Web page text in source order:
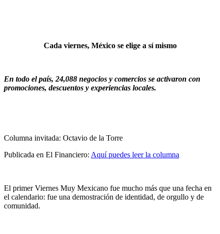
Cada viernes, México se elige a sí mismo
En todo el país, 24,088 negocios y comercios se activaron con
promociones, descuentos y experiencias locales.
Columna invitada: Octavio de la Torre
Publicada en El Financiero: Aquí puedes leer la columna
El primer Viernes Muy Mexicano fue mucho más que una fecha en
el calendario: fue una demostración de identidad, de orgullo y de
comunidad.